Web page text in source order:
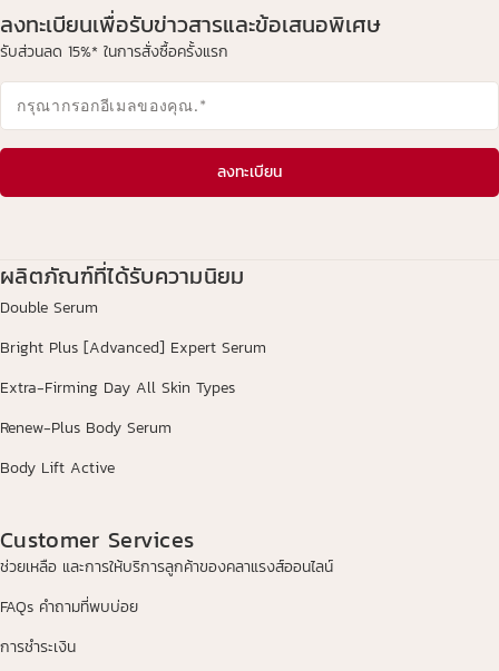
ลงทะเบียนเพื่อรับข่าวสารและข้อเสนอพิเศษ
รับส่วนลด 15%* ในการสั่งซื้อครั้งแรก
กรุณากรอกอีเมลของคุณ.*
ลงทะเบียน
ผลิตภัณฑ์ที่ได้รับความนิยม
Double Serum
Bright Plus [Advanced] Expert Serum
Extra-Firming Day All Skin Types
Renew-Plus Body Serum
Body Lift Active
Customer Services
ช่วยเหลือ และการให้บริการลูกค้าของคลาแรงส์ออนไลน์
FAQs คำถามที่พบบ่อย
การชำระเงิน